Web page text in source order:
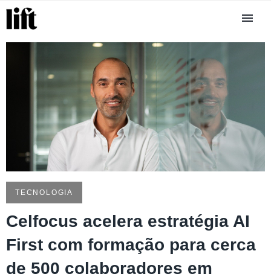
TECNOLOGIA
Celfocus acelera estratégia AI
First com formação para cerca
de 500 colaboradores em